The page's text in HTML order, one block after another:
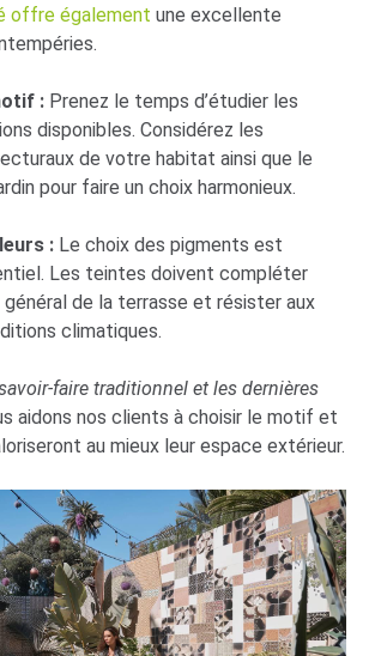
offre également une excellente
: Prenez le temps d’étudier les
disponibles. Considérez les
de votre habitat ainsi que le
pour faire un choix harmonieux.
: Le choix des pigments est
Les teintes doivent compléter
général de la terrasse et résister aux
climatiques.
faire traditionnel et les dernières
aidons nos clients à choisir le motif et
au mieux leur espace extérieur.